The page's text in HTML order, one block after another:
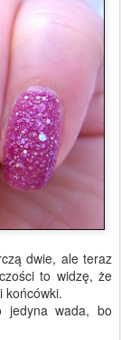
dwie, ale teraz
to widzę, że
końcówki.
wada, bo